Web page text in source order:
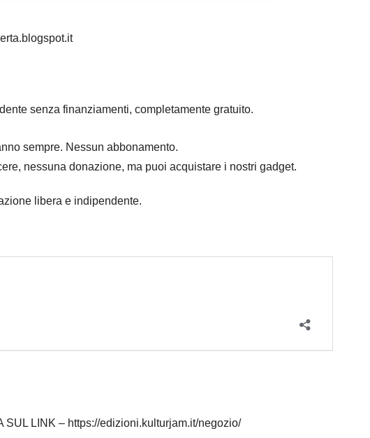
senza finanziamenti, completamente gratuito.
sempre. Nessun abbonamento.
nessuna donazione, ma puoi acquistare i nostri gadget.
libera e indipendente.
SUL LINK – https://edizioni.kulturjam.it/negozio/